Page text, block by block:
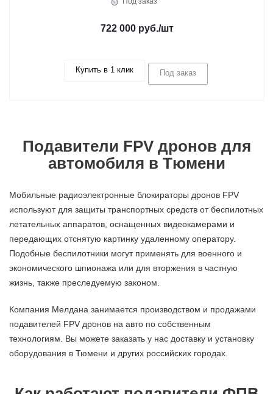
722 000 руб./шт
Купить в 1 клик Под заказ
Подавители FPV дронов для
автомобиля в Тюмени
Мобильные радиоэлектронные блокираторы дронов FPV
используют для защиты транспортных средств от беспилотных
летательных аппаратов, оснащенных видеокамерами и
передающих отснятую картинку удаленному оператору.
Подобные беспилотники могут применять для военного и
экономического шпионажа или для вторжения в частную
жизнь, также преследуемую законом.
Компания Мелдана занимается производством и продажами
подавителей FPV дронов на авто по собственным
технологиям. Вы можете заказать у нас доставку и установку
оборудования в Тюмени и других российских городах.